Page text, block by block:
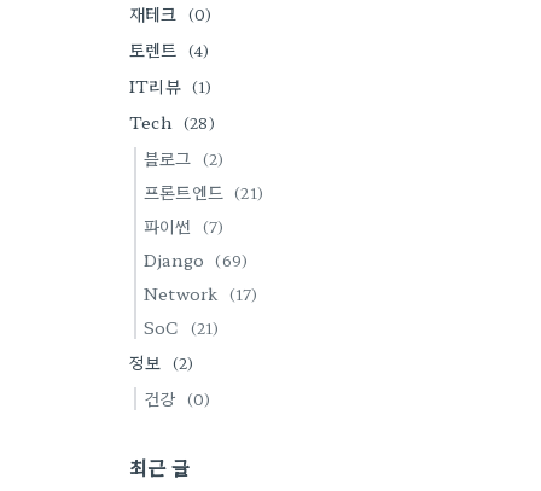
재테크 (0)
토렌트 (4)
IT리뷰 (1)
Tech (28)
블로그 (2)
프론트엔드 (21)
파이썬 (7)
Django (69)
Network (17)
SoC (21)
정보 (2)
건강 (0)
최근 글